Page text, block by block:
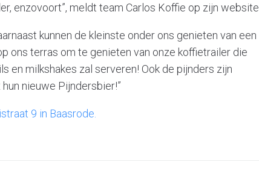
enzovoort”, meldt team Carlos Koffie op zijn website.
kunnen de kleinste onder ons genieten van een
ons terras om te genieten van onze koffietrailer die
en milkshakes zal serveren! Ook de pijnders zijn
nieuwe Pijndersbier!”
9 in Baasrode.